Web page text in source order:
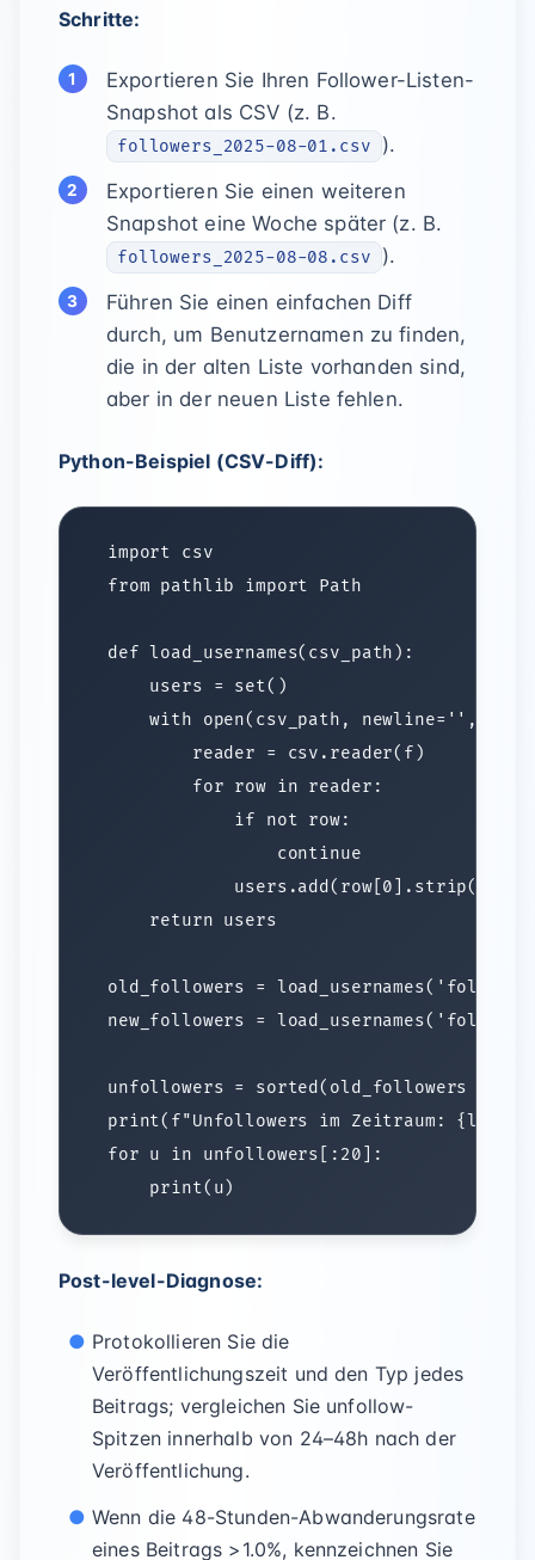
Schritte:
Exportieren Sie Ihren Follower-Listen-
Snapshot als CSV (z. B.
followers_2025-08-01.csv
).
Exportieren Sie einen weiteren
Snapshot eine Woche später (z. B.
followers_2025-08-08.csv
).
Führen Sie einen einfachen Diff
durch, um Benutzernamen zu finden,
die in der alten Liste vorhanden sind,
aber in der neuen Liste fehlen.
Python-Beispiel (CSV-Diff):
Post-level-Diagnose:
Protokollieren Sie die
Veröffentlichungszeit und den Typ jedes
Beitrags; vergleichen Sie unfollow-
Spitzen innerhalb von 24–48h nach der
Veröffentlichung.
Wenn die 48-Stunden-Abwanderungsrate
eines Beitrags >1.0%, kennzeichnen Sie